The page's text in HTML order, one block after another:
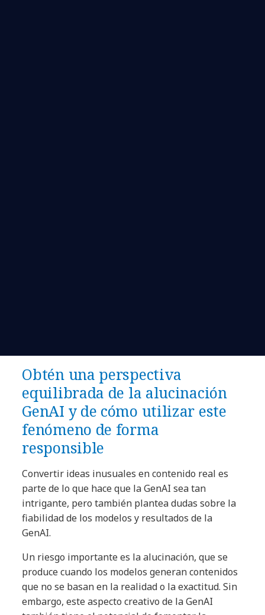
Obtén una perspectiva
equilibrada de la alucinación
GenAI y de cómo utilizar este
fenómeno de forma
responsible
Convertir ideas inusuales en contenido real es
parte de lo que hace que la GenAI sea tan
intrigante, pero también plantea dudas sobre la
fiabilidad de los modelos y resultados de la
GenAI.
Un riesgo importante es la alucinación, que se
produce cuando los modelos generan contenidos
que no se basan en la realidad o la exactitud. Sin
embargo, este aspecto creativo de la GenAI